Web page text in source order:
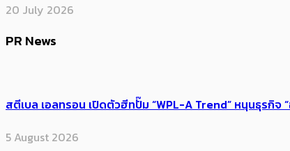
20 July 2026
PR News
สตีเบล เอลทรอน เปิดตัวฮีทปั๊ม “WPL-A Trend” หนุนธุรกิจ
5 August 2026